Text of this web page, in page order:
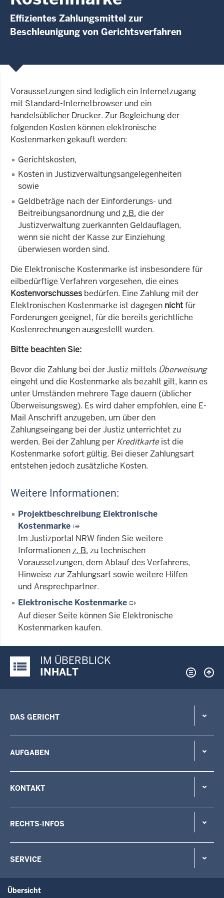
Effizientes Zahlungsmittel zur
Beschleunigung von Gerichtsverfahren
Voraussetzungen sind lediglich ein Internetzugang
mit Standard-Internetbrowser und ein
handelsüblicher Drucker. Zur Begleichung der
folgenden Kosten können elektronische
Kostenmarken gekauft werden:
Gerichtskosten,
Kosten in Justizverwaltungsangelegenheiten
sowie
Geldbeträge nach der Einforderungs- und
Beitreibungsanordnung und z.B. die der
Justizverwaltung zuerkannten Geldauflagen,
wenn sie nicht der Kasse zur Einziehung
überwiesen worden sind.
Die Elektronische Kostenmarke ist insbesondere für
eilbedürftige Verfahren vorgesehen, die eines
Kostenvorschusses bedürfen. Eine Zahlung mit der
Elektronischen Kostenmarke ist dagegen nichtfür
Forderungen geeignet, für die bereits gerichtliche
Kostenrechnungen ausgestellt wurden.
Bitte beachten Sie:
Bevor die Zahlung bei der Justiz mittels Überweisung
eingeht und die Kostenmarke als bezahlt gilt, kann es
unter Umständen mehrere Tage dauern (üblicher
Überweisungsweg). Es wird daher empfohlen, eine E-
Mail Anschrift anzugeben, um über den
Zahlungseingang bei der Justiz unterrichtet zu
werden. Bei der Zahlung per Kreditkarteist die
Kostenmarke sofort gültig. Bei dieser Zahlungsart
entstehen jedoch zusätzliche Kosten.
Weitere Informationen:
Projektbeschreibung Elektronische
Kostenmarke
Im Justizportal NRW finden Sie weitere
Informationenz. B. zu technischen
Voraussetzungen, dem Ablauf des Verfahrens,
Hinweise zur Zahlungsart sowie weitere Hilfen
und Ansprechpartner.
Elektronische Kostenmarke
Auf dieser Seite können Sie Elektronische
Kostenmarken kaufen.
Justiz-Portal im Überblick:
IM ÜBERBLICK
INHALT
DAS GERICHT
AUFGABEN
KONTAKT
RECHTS-INFOS
SERVICE
Übersicht